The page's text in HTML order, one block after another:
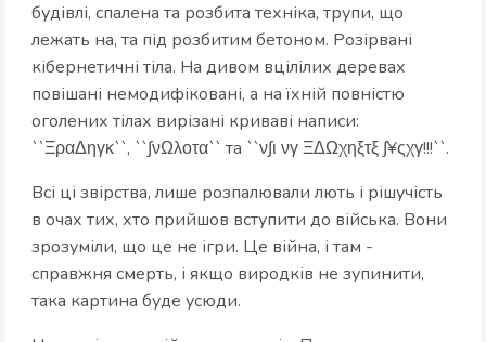
будівлі, спалена та розбита техніка, трупи, що
лежать на, та під розбитим бетоном. Розірвані
кібернетичні тіла. На дивом вцілілих деревах
повішані немодифіковані, а на їхній повністю
оголених тілах вирізані криваві написи:
``ΞραΔηγκ``, ``∫νΩλοτα`` та ``ν∫ι νγ ΞΔΩχηξτξ ∫¥ςχγ!!!``.
Всі ці звірства, лише розпалювали лють і рішучість
в очах тих, хто прийшов вступити до війська. Вони
зрозуміли, що це не ігри. Це війна, і там -
справжня смерть, і якщо виродків не зупинити,
така картина буде усюди.